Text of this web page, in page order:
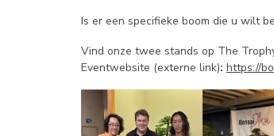
Is er een specifieke boom die u wilt
Vind onze twee stands op The
Eventwebsite (externe link): https://